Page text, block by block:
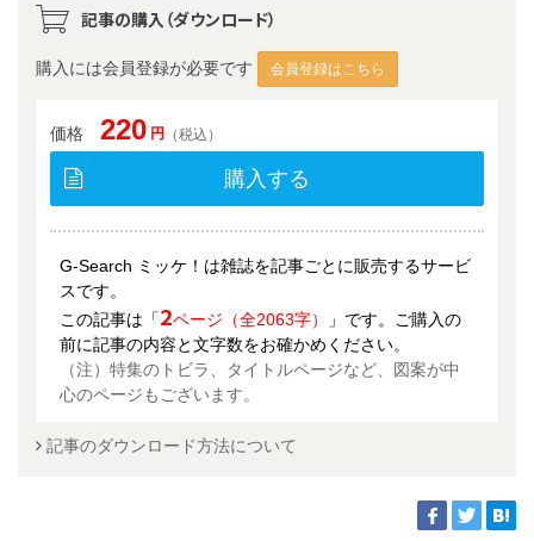
記事の購入（ダウンロード）
購入には会員登録が必要です 会員登録はこちら
価格 220 円 （税込）
購入する
G-Search ミッケ！は雑誌を記事ごとに販売するサービ
スです。
この記事は「2ページ（全2063字）
」です。ご購入の
前に記事の内容と文字数をお確かめください。
（注）特集のトビラ、タイトルページなど、図案が中
心のページもございます。
記事のダウンロード方法について